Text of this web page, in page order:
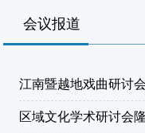
会议报道
江南暨越地戏曲研讨
区域文化学术研讨会